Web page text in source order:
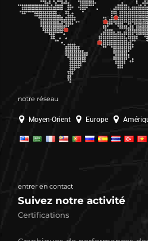
notre réseau
Moyen-Orient Europe
entrer en contact
Suivez notre activité
Certifications